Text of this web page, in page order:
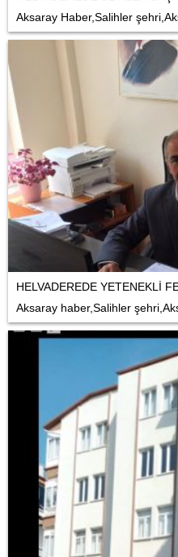
Aksaray Haber,Salihler
HELVADEREDE YETENEKLİ
Aksaray haber,Salihler